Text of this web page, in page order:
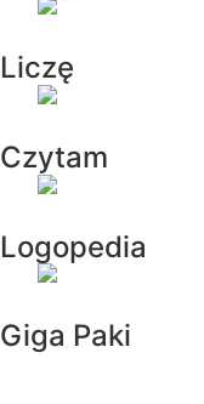
Liczę
Czytam
Logopedia
Giga Paki